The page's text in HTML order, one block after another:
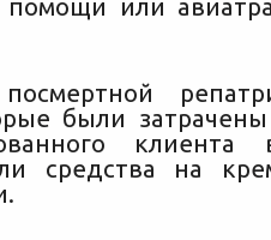
или
были
средства на